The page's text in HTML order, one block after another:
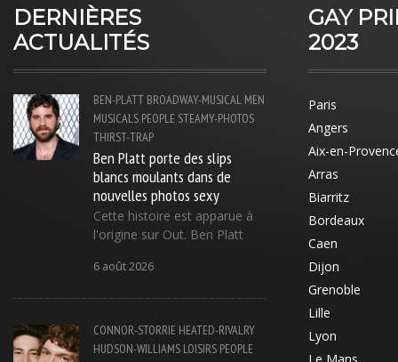
DERNIÈRES
ACTUALITÉS
BEN-PLATT BROADWAY-MUSICAL MEN
MUSICALS PEOPLE STEAMY-PHOTOS
THIRST-TRAP
Ben Platt porte des slips
blancs moulants dans de
nouvelles photos sexy
Cette histoire est apparue à
l'origine sur Out. Ben Platt
6 août 2026
CONNOR-STORRIE HEATED-RIVALRY
HUDSON-WILLIAMS LOISIRS PEOPLE
GAY
2023
Paris
Angers
Aix-en-
Arras
Biarritz
Bordeaux
Caen
Dijon
Grenoble
Lille
Lyon